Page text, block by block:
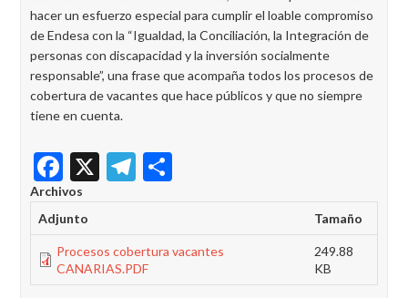
hacer un esfuerzo especial para cumplir el loable compromiso
de Endesa con la “Igualdad, la Conciliación, la Integración de
personas con discapacidad y la inversión socialmente
responsable”, una frase que acompaña todos los procesos de
cobertura de vacantes que hace públicos y que no siempre
tiene en cuenta.
Facebook
X Telegram
Archivos
Adjunto
Tamaño
Procesos cobertura vacantes
CANARIAS.PDF
249.88
KB